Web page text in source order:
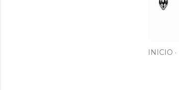
INICIO